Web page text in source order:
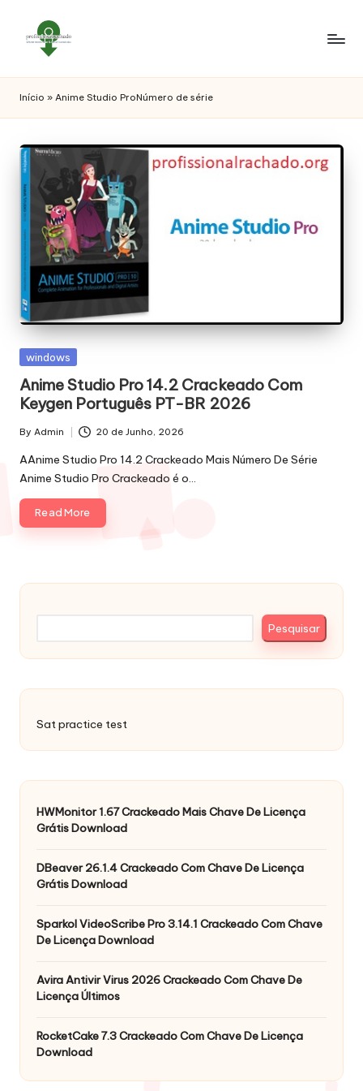
Início » Anime Studio ProNúmero de série
Posted
windows
Anime Studio Pro 14.2 Crackeado Com
Keygen Português PT-BR 2026
Posted
by
By Admin 20 de Junho, 2026
AAnime Studio Pro 14.2 Crackeado Mais Número De Série
Anime Studio Pro Crackeado é o…
Read More
Pesquisar
Pesquisar
Sat practice test
HWMonitor 1.67 Crackeado Mais Chave De Licença
Grátis Download
DBeaver 26.1.4 Crackeado Com Chave De Licença
Grátis Download
Sparkol VideoScribe Pro 3.14.1 Crackeado Com Chave
De Licença Download
Avira Antivir Virus 2026 Crackeado Com Chave De
Licença Últimos
RocketCake 7.3 Crackeado Com Chave De Licença
Download